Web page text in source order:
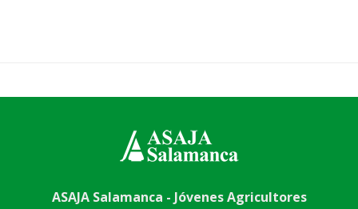
ASAJA Salamanca - Jóvenes Agricultores